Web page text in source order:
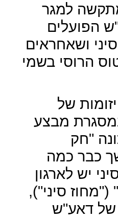
למגר
הפועלים
ושאחראים
הרוסי בשמי
של
מבצע
"חק
כבר כמה
יש לארגון
("מחוז סיני"),
של דאע"ש